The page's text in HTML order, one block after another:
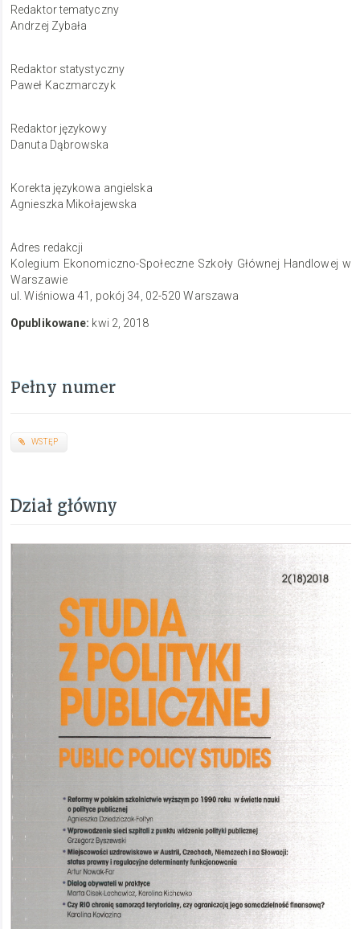
Redaktor tematyczny
Andrzej Zybała
Redaktor statystyczny
Paweł Kaczmarczyk
Redaktor językowy
Danuta Dąbrowska
Korekta językowa angielska
Agnieszka Mikołajewska
Adres redakcji
Kolegium Ekonomiczno-Społeczne Szkoły Głównej Handlowej w
Warszawie
ul. Wiśniowa 41, pokój 34, 02-520 Warszawa
Opublikowane: kwi 2, 2018
Pełny numer
WSTĘP
Dział główny